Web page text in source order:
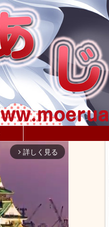
arrow_forward_ios 詳しく見る